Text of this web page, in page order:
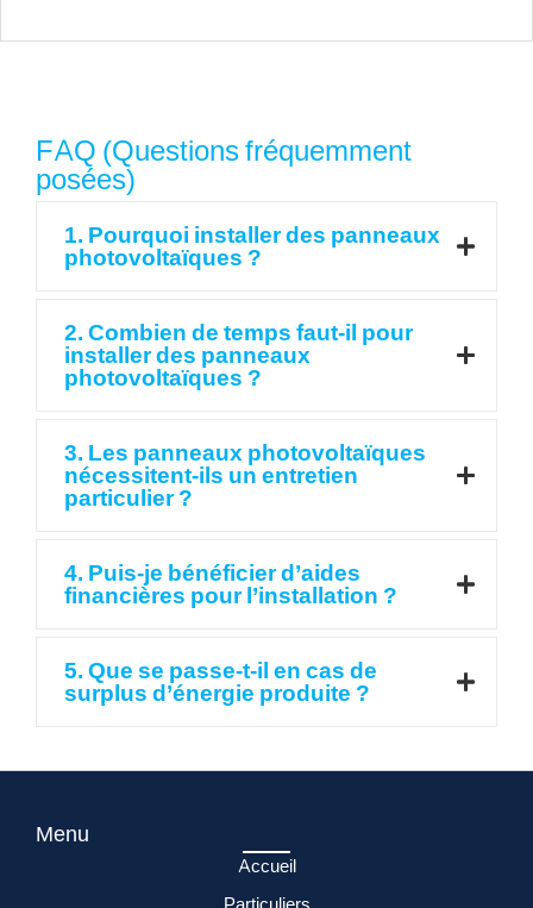
FAQ (Questions fréquemment
posées)
1. Pourquoi installer des panneaux
photovoltaïques ?
2. Combien de temps faut-il pour
installer des panneaux
photovoltaïques ?
3. Les panneaux photovoltaïques
nécessitent-ils un entretien
particulier ?
4. Puis-je bénéficier d’aides
financières pour l’installation ?
5. Que se passe-t-il en cas de
surplus d’énergie produite ?
Menu
Accueil